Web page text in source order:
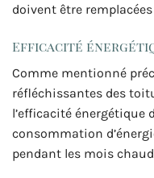
doivent être
Efficacité
Comme mentionné
réfléchissantes des
l’efficacité
consommation
pendant les mois